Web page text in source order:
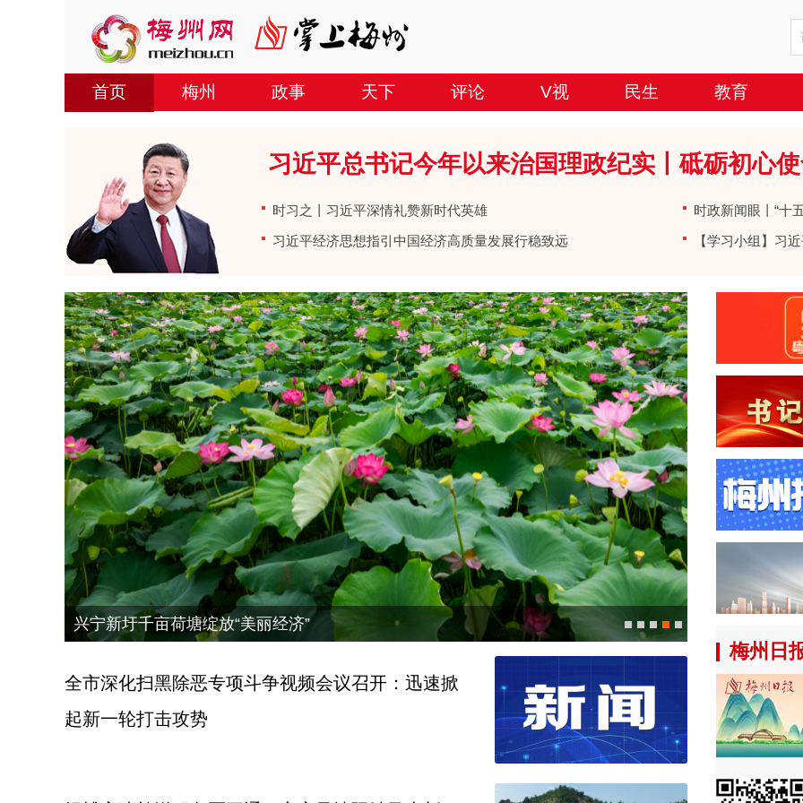
首页 梅州 政事 天下 评论 V视 民生 教育
习近平总书记今年以来治国理政纪实丨砥砺初心
时习之丨习近平深情礼赞新时代英雄
时政新闻眼丨“十
事
习近平经济思想指引中国经济高质量发展行稳致远 【学习小组】习
·
全市深化扫黑除恶专项斗争视频会议召开：迅速掀
起新一轮打击攻势
梅州日